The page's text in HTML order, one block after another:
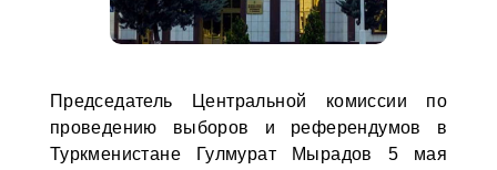
Председатель Центральной комиссии по
проведению выборов и референдумов в
Туркменистане Гулмурат Мырадов 5 мая